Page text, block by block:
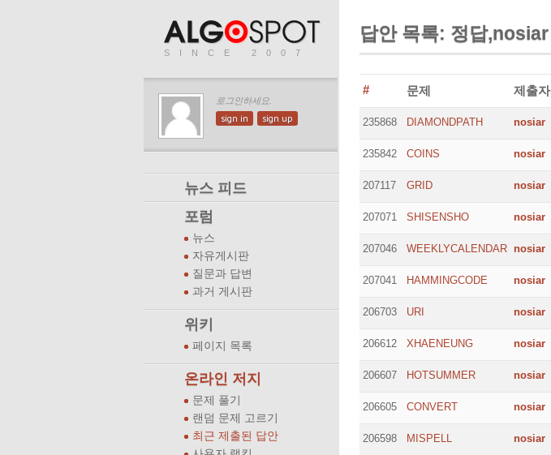
SINCE 2007
로그인하세요.
sign in sign up
뉴스 피드
포럼
뉴스
자유게시판
질문과 답변
과거 게시판
위키
페이지 목록
온라인 저지
문제 풀기
랜덤 문제 고르기
최근 제출된 답안
답안 목록: 정답,nosiar
# 문제 제출자
235868 DIAMONDPATH nosiar
235842 COINS nosiar
207117 GRID nosiar
207071 SHISENSHO nosiar
207046 WEEKLYCALENDAR nosiar
207041 HAMMINGCODE nosiar
206703 URI nosiar
206612 XHAENEUNG nosiar
206607 HOTSUMMER nosiar
206605 CONVERT nosiar
206598 MISPELL nosiar